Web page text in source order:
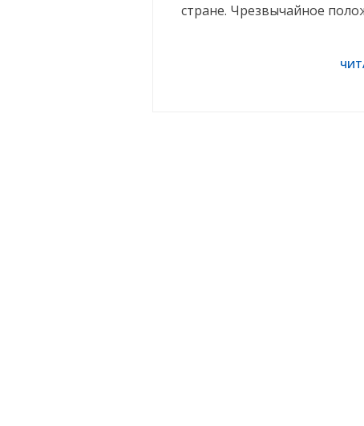
стране. Чрезвычайное